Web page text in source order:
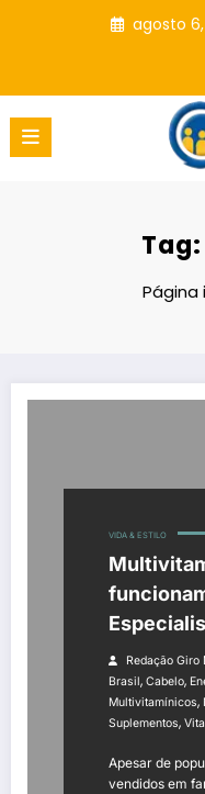
agosto
Página
VIDA & ESTILO
Redação Giro
Brasil, Cabelo,
Multivitamínicos,
Suplementos,
Apesar de
vendidos em